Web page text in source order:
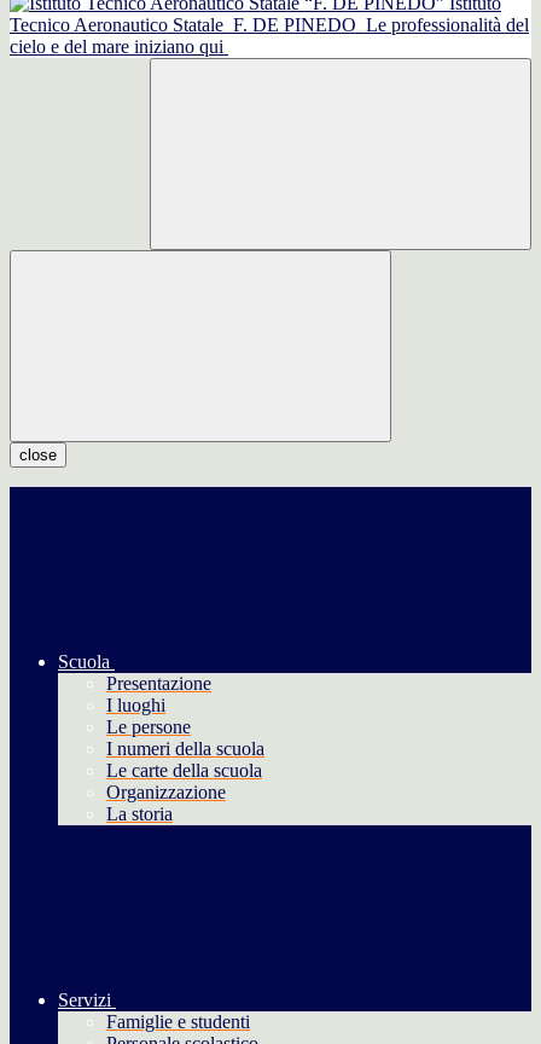
Tecnico Aeronautico Statale F. DE PINEDO Le professionalità del
cielo e del mare iniziano qui
close
Scuola
Presentazione
I luoghi
Le persone
I numeri della scuola
Le carte della scuola
Organizzazione
La storia
Servizi
Famiglie e studenti